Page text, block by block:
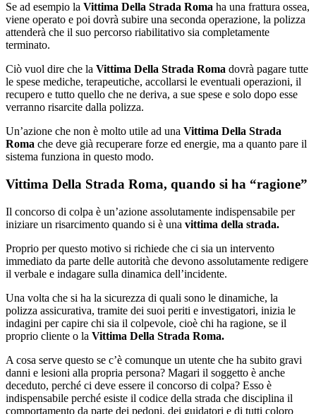
Se ad esempio la Vittima Della Strada Roma ha una frattura ossea,
viene operato e poi dovrà subire una seconda operazione, la polizza
attenderà che il suo percorso riabilitativo sia completamente
terminato.
Ciò vuol dire che la Vittima Della Strada Roma dovrà pagare tutte
le spese mediche, terapeutiche, accollarsi le eventuali operazioni, il
recupero e tutto quello che ne deriva, a sue spese e solo dopo esse
verranno risarcite dalla polizza.
Un’azione che non è molto utile ad una Vittima Della Strada
Roma che deve già recuperare forze ed energie, ma a quanto pare il
sistema funziona in questo modo.
Vittima Della Strada Roma, quando si ha “ragione”
Il concorso di colpa è un’azione assolutamente indispensabile per
iniziare un risarcimento quando si è una vittima della strada.
Proprio per questo motivo si richiede che ci sia un intervento
immediato da parte delle autorità che devono assolutamente redigere
il verbale e indagare sulla dinamica dell’incidente.
Una volta che si ha la sicurezza di quali sono le dinamiche, la
polizza assicurativa, tramite dei suoi periti e investigatori, inizia le
indagini per capire chi sia il colpevole, cioè chi ha ragione, se il
proprio cliente o la Vittima Della Strada Roma.
A cosa serve questo se c’è comunque un utente che ha subito gravi
danni e lesioni alla propria persona? Magari il soggetto è anche
deceduto, perché ci deve essere il concorso di colpa? Esso è
indispensabile perché esiste il codice della strada che disciplina il
comportamento da parte dei pedoni, dei guidatori e di tutti coloro